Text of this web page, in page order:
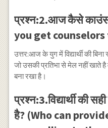
प्रश्न:2.आज कैसे
you get
उत्तर:आज के युग में विद्यार्थी की
जो उसकी प्रतिभा से मेल नहीं खाते
बना रखा है।
प्रश्न:3.विद्यार्थी की
है? (Who can